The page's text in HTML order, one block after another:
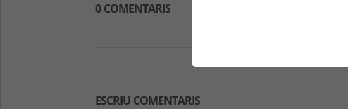
0 COMENTARIS
ESCRIU COMENTARIS